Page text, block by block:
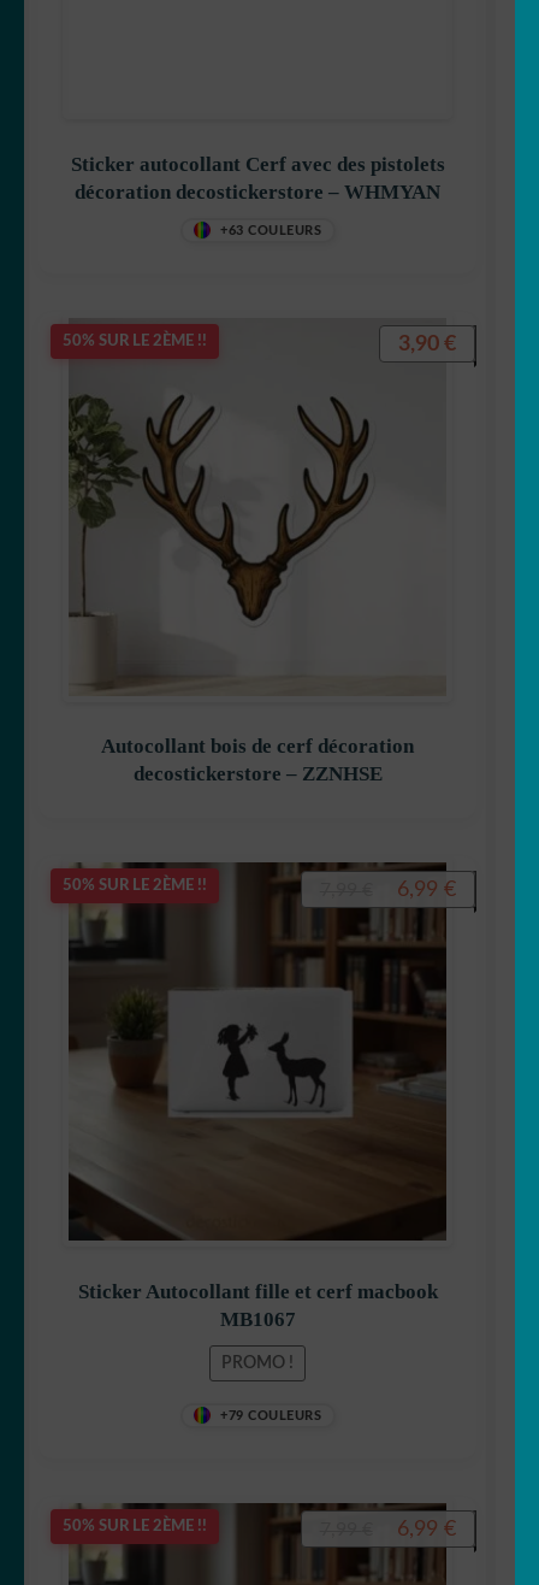
Sticker autocollant Cerf avec des pistolets
décoration decostickerstore – WHMYAN
+63 COULEURS
50% SUR LE 2ÈME !!
Autocollant bois de cerf décoration
decostickerstore – ZZNHSE
3,90 €
50% SUR LE 2ÈME !!
Sticker Autocollant fille et cerf macbook
MB1067
PROMO !
+79 COULEURS
Le
initial
était :
7,99 €.
6,99 €Le
50% SUR LE 2ÈME !!
Le6,99 €Le